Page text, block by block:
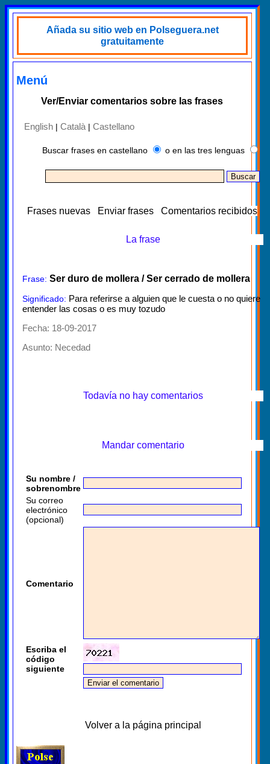
Añada su sitio web en Polseguera.net
gratuitamente
Menú
Ver/Enviar comentarios sobre las frases
English | Català | Castellano
Buscar frases en castellano o en las tres lenguas
Frases nuevas Enviar frases Comentarios recibidos
La frase
Frase: Ser duro de mollera / Ser cerrado de mollera
Significado: Para referirse a alguien que le cuesta o no quiere
entender las cosas o es muy tozudo
Fecha: 18-09-2017
Asunto: Necedad
Todavía no hay comentarios
Mandar comentario
Su nombre /
sobrenombre
Su correo
electrónico
(opcional)
Comentario
Escriba el
código
siguiente
Volver a la página principal